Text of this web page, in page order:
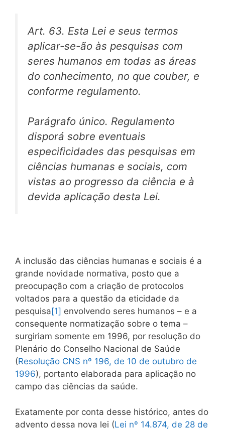
Art. 63. Esta Lei e seus termos
aplicar-se-ão às pesquisas com
seres humanos em todas as áreas
do conhecimento, no que couber, e
conforme regulamento.
Parágrafo único. Regulamento
disporá sobre eventuais
especificidades das pesquisas em
ciências humanas e sociais, com
vistas ao progresso da ciência e à
devida aplicação desta Lei.
A inclusão das ciências humanas e sociais é a
grande novidade normativa, posto que a
preocupação com a criação de protocolos
voltados para a questão da eticidade da
pesquisa [1] envolvendo seres humanos – e a
consequente normatização sobre o tema –
surgiriam somente em 1996, por resolução do
Plenário do Conselho Nacional de Saúde
(Resolução CNS nº 196, de 10 de outubro de
1996), portanto elaborada para aplicação no
campo das ciências da saúde.
Exatamente por conta desse histórico, antes do
advento dessa nova lei (Lei nº 14.874, de 28 de